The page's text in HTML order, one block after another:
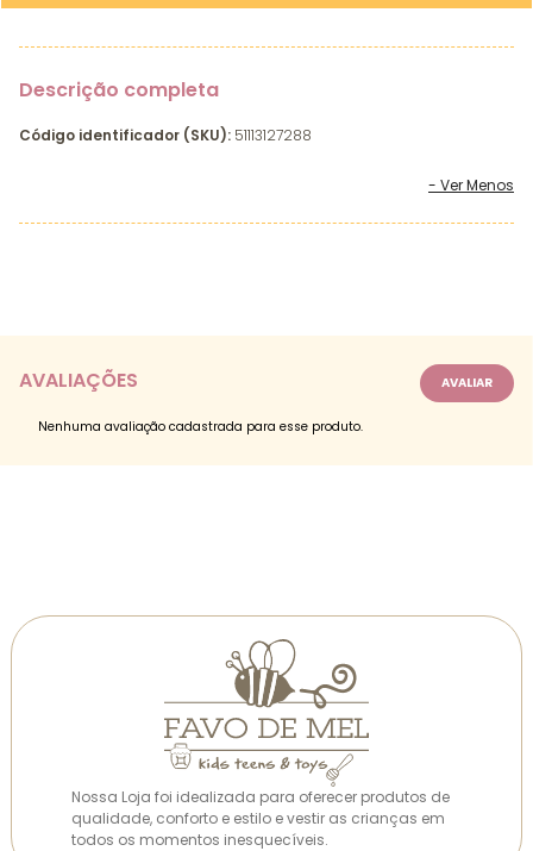
Descrição completa
Código identificador (SKU): 51113127288
AVALIAÇÕES
Nenhuma avaliação cadastrada para esse produto.
Nossa Loja foi idealizada para oferecer produtos de
qualidade, conforto e estilo e vestir as crianças em
todos os momentos inesquecíveis.